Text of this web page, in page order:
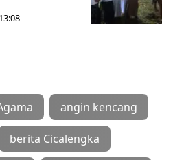
angin kencang
berita Cicalengka